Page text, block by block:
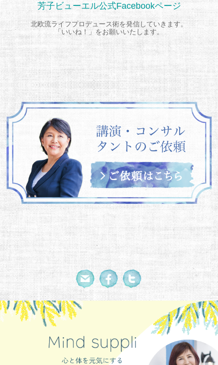
芳子ビューエル公式Facebookページ
北欧流ライフプロデュース術を発信していきます。
「いいね！」をお願いいたします。